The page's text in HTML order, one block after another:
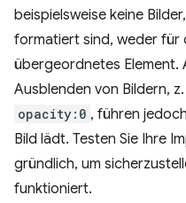
beispielsweise keine
formatiert sind, weder für
übergeordnetes Element.
Ausblenden von Bildern,
opacity:0 , führen
Bild lädt. Testen Sie Ihre
gründlich, um
funktioniert.